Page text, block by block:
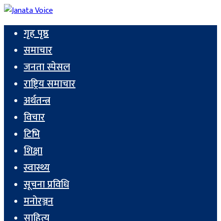
गृह पृष्ठ
समाचार
जनता स्पेसल
राष्ट्रिय समाचार
अर्थतन्त्र
विचार
टिभि
शिक्षा
स्वास्थ्य
सूचना प्रविधि
मनोरञ्जन